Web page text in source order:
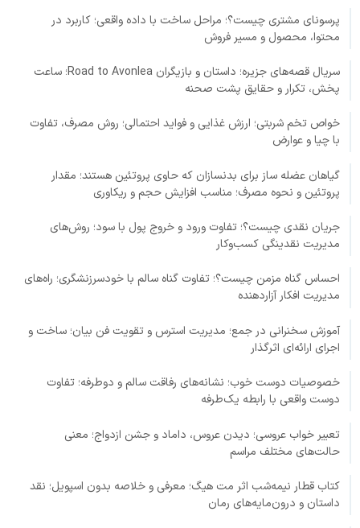
پرسونای مشتری چیست؟؛ مراحل ساخت با داده واقعی؛ کاربرد در
محتوا، محصول و مسیر فروش
سریال قصه‌های جزیره؛ داستان و بازیگران Road to Avonlea؛ ساعت
پخش، تکرار و حقایق پشت صحنه
خواص تخم شربتی؛ ارزش غذایی و فواید احتمالی؛ روش مصرف، تفاوت
با چیا و عوارض
گیاهان عضله ساز برای بدنسازان که حاوی پروتئین هستند؛ مقدار
پروتئین و نحوه مصرف؛ مناسب افزایش حجم و ریکاوری
جریان نقدی چیست؟؛ تفاوت ورود و خروج پول با سود؛ روش‌های
مدیریت نقدینگی کسب‌وکار
احساس گناه مزمن چیست؟؛ تفاوت گناه سالم با خودسرزنشگری؛ راه‌های
مدیریت افکار آزاردهنده
آموزش سخنرانی در جمع؛ مدیریت استرس و تقویت فن بیان؛ ساخت و
اجرای ارائه‌ای اثرگذار
خصوصیات دوست خوب؛ نشانه‌های رفاقت سالم و دوطرفه؛ تفاوت
دوست واقعی با رابطه یک‌طرفه
تعبیر خواب عروسی؛ دیدن عروس، داماد و جشن ازدواج؛ معنی
حالت‌های مختلف مراسم
کتاب قطار نیمه‌شب اثر مت هیگ؛ معرفی و خلاصه بدون اسپویل؛ نقد
داستان و درون‌مایه‌های رمان